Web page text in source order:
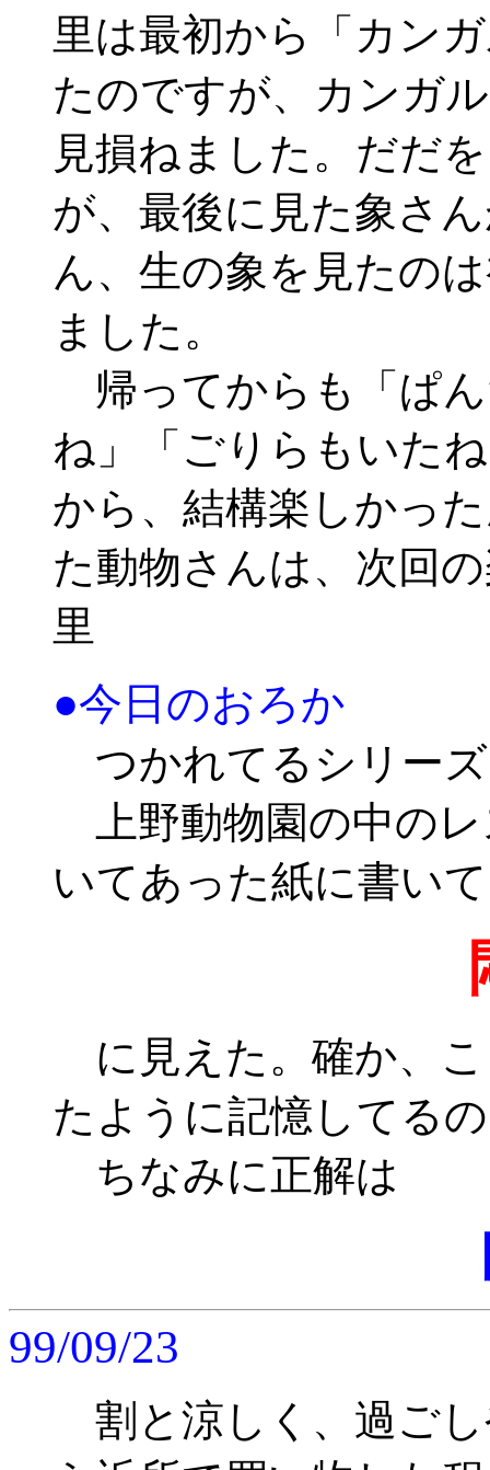
里は最初から「カン
たのですが、カンガ
見損ねました。だだ
が、最後に見た象さ
ん、生の象を見たの
ました。
帰ってからも「ぱ
ね」「ごりらもいた
から、結構楽しかっ
た動物さんは、次回
里
●今日のおろか
つかれてるシリー
上野動物園の中の
いてあった紙に書い
に見えた。確か、
たように記憶してる
ちなみに正解は
99/09/23
割と涼しく、過ご